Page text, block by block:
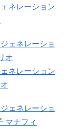
ネレーション
ネレーション